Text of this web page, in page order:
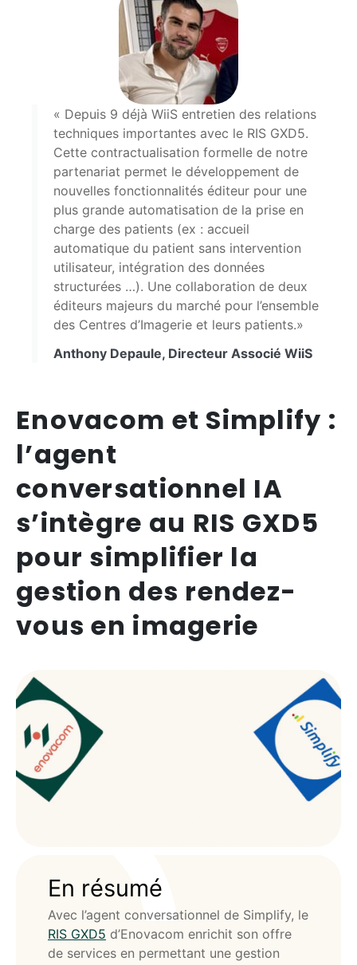
« Depuis 9 déjà WiiS entretien des relations
techniques importantes avec le RIS GXD5.
Cette contractualisation formelle de notre
partenariat permet le développement de
nouvelles fonctionnalités éditeur pour une
plus grande automatisation de la prise en
charge des patients (ex : accueil
automatique du patient sans intervention
utilisateur, intégration des données
structurées …). Une collaboration de deux
éditeurs majeurs du marché pour l’ensemble
des Centres d’Imagerie et leurs patients.»
Anthony Depaule, Directeur Associé WiiS
Enovacom et Simplify :
l’agent
conversationnel IA
s’intègre au RIS GXD5
pour simplifier la
gestion des rendez-
vous en imagerie
En résumé
Avec l’agent conversationnel de Simplify, le
RIS GXD5 d’Enovacom enrichit son offre
de services en permettant une gestion